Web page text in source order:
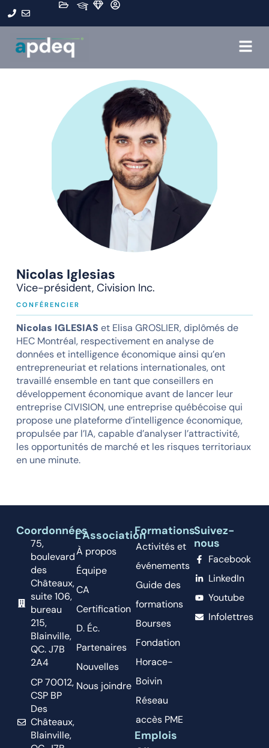
Nicolas Iglesias
Vice-président, Civision Inc.
CONFÉRENCIER
Nicolas IGLESIAS et Elisa GROSLIER, diplômés de
HEC Montréal, respectivement en analyse de
données et intelligence économique ainsi qu’en
entrepreneuriat et relations internationales, ont
travaillé ensemble en tant que conseillers en
développement économique avant de lancer leur
entreprise CIVISION, une entreprise québécoise qui
propose une plateforme d’intelligence économique,
propulsée par l’IA, capable d’analyser l’attractivité,
les opportunités de marché et les risques territoriaux
en une minute.
Coordonnées
75,
boulevard
des
Châteaux,
suite 106,
bureau
215,
Blainville,
QC. J7B
2A4
CP 70012,
CSP BP
Des
Châteaux,
Blainville,
L'Association
À propos
Équipe
CA
Certification
D. Éc.
Partenaires
Nouvelles
Nous joindre
Formations
Activités et
événements
Guide des
formations
Bourses
Fondation
Horace-
Boivin
Réseau
accès PME
Emplois
Suivez-
nous
Facebook
LinkedIn
Youtube
Infolettres